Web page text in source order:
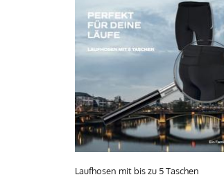
Laufhosen mit bis zu 5 Taschen